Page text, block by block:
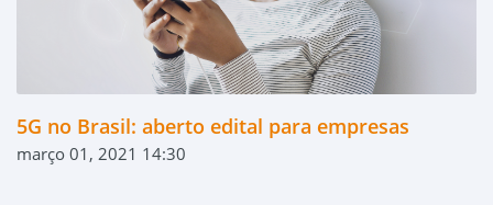
5G no Brasil: aberto edital para empresas
março 01, 2021 14:30